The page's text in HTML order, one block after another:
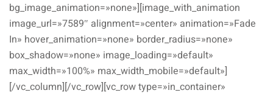
bg_image_animation=»none»][image_with_animation
image_url=»7589″ alignment=»center» animation=»Fade
In» hover_animation=»none» border_radius=»none»
box_shadow=»none» image_loading=»default»
max_width=»100%» max_width_mobile=»default»]
[/vc_column][/vc_row][vc_row type=»in_container»